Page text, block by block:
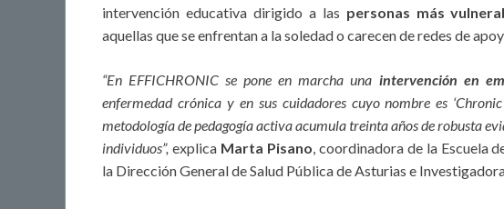
intervención educativa dirigido a las personas más
aquellas que se enfrentan a la soledad o carecen de redes de
“En EFFICHRONIC se pone en marcha una intervención en
enfermedad crónica y en sus cuidadores cuyo nombre es
metodología de pedagogía activa acumula treinta años de robusta
individuos”, explica Marta Pisano, coordinadora de la Escuela
la Dirección General de Salud Pública de Asturias e